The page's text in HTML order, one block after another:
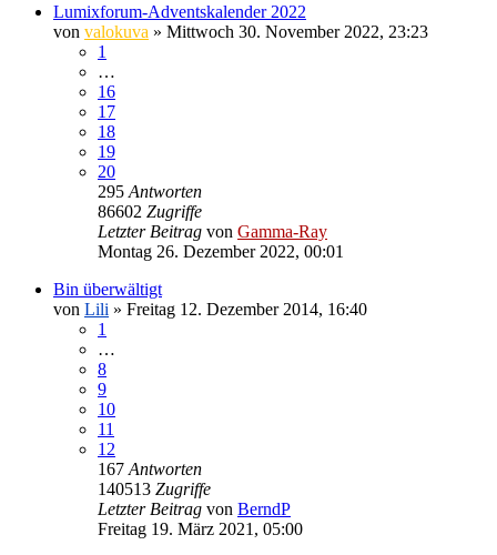
Lumixforum-Adventskalender 2022
von valokuva » Mittwoch 30. November 2022, 23:23
1
…
16
17
18
19
20
295 Antworten
86602 Zugriffe
Letzter Beitrag von Gamma-Ray
Montag 26. Dezember 2022, 00:01
Bin überwältigt
von Lili » Freitag 12. Dezember 2014, 16:40
1
…
8
9
10
11
12
167 Antworten
140513 Zugriffe
Letzter Beitrag von BerndP
Freitag 19. März 2021, 05:00